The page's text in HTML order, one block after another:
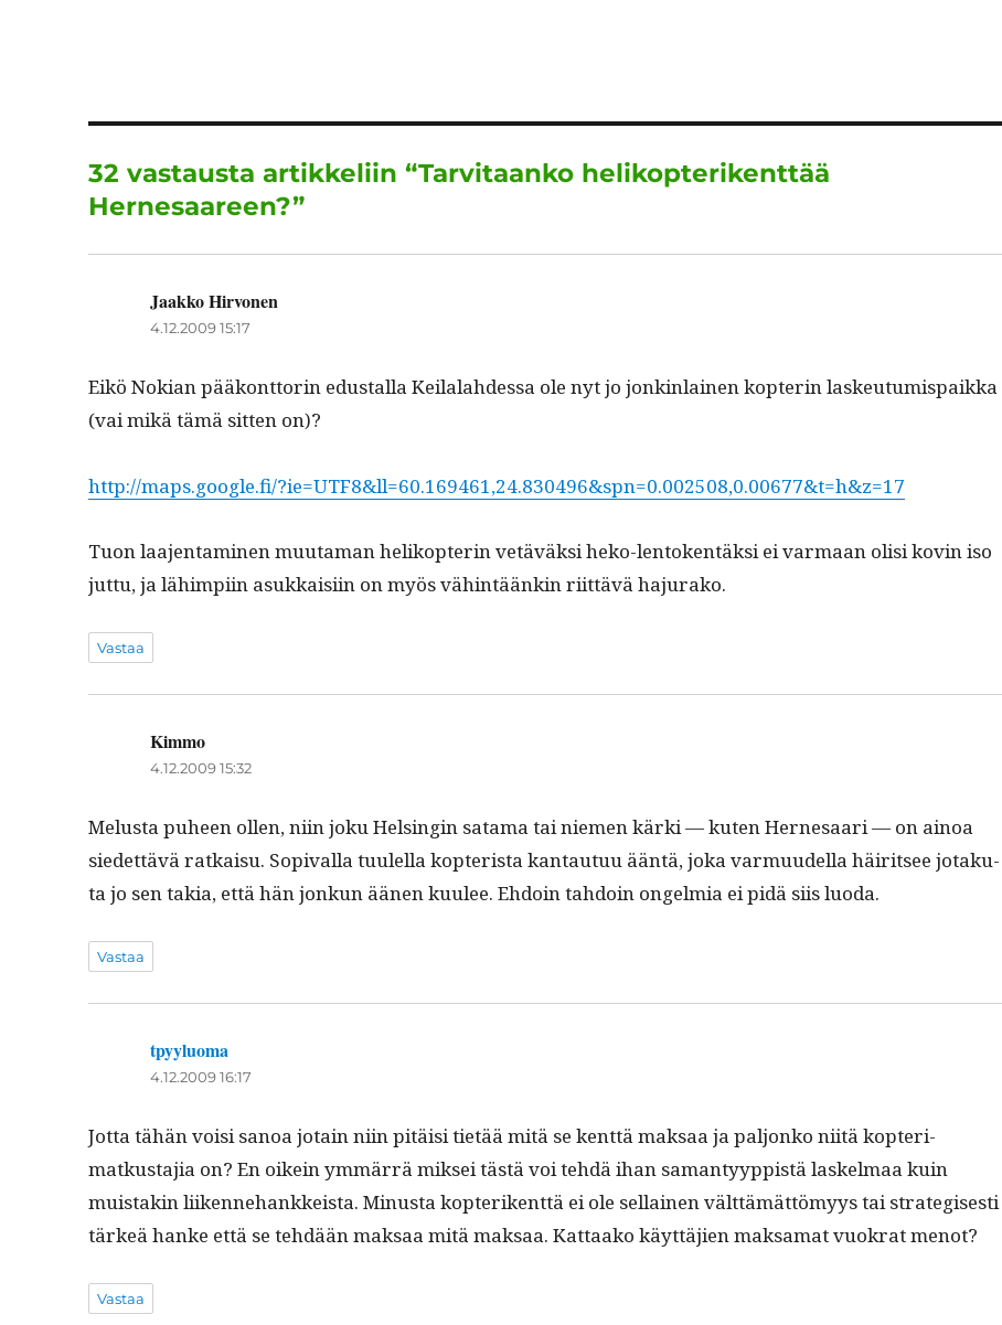
b
o
r
d
n
A
p
r
a
m
32 vastausta artikkeliin “Tarvitaanko helikopterikenttää
Hernesaareen?”
Jaakko Hirvonen
4.12.2009 15:17
Eikö Nokian pääkont­torin edustal­la Keilalahdessa ole nyt jo jonkin­lainen kopterin laskeu­tu­mi­s­paik­ka
(vai mikä tämä sit­ten on)?
http://maps.google.fi/?ie=UTF8&ll=60.169461,24.830496&spn=0.002508,0.00677&t=h&z=17
Tuon laa­jen­t­a­mi­nen muu­ta­man helikopterin vetäväk­si heko-lento­ken­täk­si ei var­maan olisi kovin iso
jut­tu, ja lähimpi­in asukkaisi­in on myös vähin­täänkin riit­tävä hajurako.
Vastaa
Kimmo
4.12.2009 15:32
Melus­ta puheen ollen, niin joku Helsin­gin sata­ma tai niemen kär­ki — kuten Her­ne­saari — on ain­oa
siedet­tävä ratkaisu. Sopi­val­la tuulel­la kopter­ista kan­tau­tuu ään­tä, joka var­muudel­la häir­it­see jotaku­
ta jo sen takia, että hän jonkun äänen kuulee. Ehdoin tah­doin ongelmia ei pidä siis luoda.
Vastaa
tpyyluoma
4.12.2009 16:17
Jot­ta tähän voisi sanoa jotain niin pitäisi tietää mitä se kent­tä mak­saa ja paljonko niitä kopter­i­
matkus­ta­jia on? En oikein ymmär­rä mik­sei tästä voi tehdä ihan saman­tyyp­pistä laskel­maa kuin
muis­takin liiken­nehankkeista. Minus­ta kopterikent­tä ei ole sel­l­ainen vält­tämät­tömyys tai strate­gis­es­ti
tärkeä han­ke että se tehdään mak­saa mitä mak­saa. Kat­taako käyt­täjien mak­samat vuokrat menot?
Vastaa